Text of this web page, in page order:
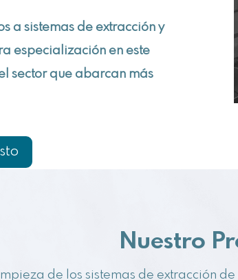
a sistemas de extracción y
especialización en este
sector que abarcan más
Nuestro
de los sistemas de extracción